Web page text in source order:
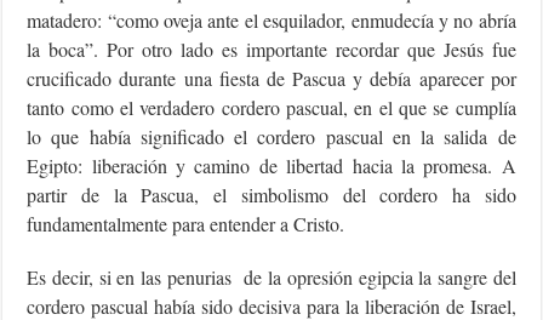
matadero: “como oveja ante el esquilador, enmudecía y no abría
la boca”. Por otro lado es importante recordar que Jesús fue
crucificado durante una fiesta de Pascua y debía aparecer por
tanto como el verdadero cordero pascual, en el que se cumplía
lo que había significado el cordero pascual en la salida de
Egipto: liberación y camino de libertad hacia la promesa. A
partir de la Pascua, el simbolismo del cordero ha sido
fundamentalmente para entender a Cristo.
Es decir, si en las penurias de la opresión egipcia la sangre del
cordero pascual había sido decisiva para la liberación de Israel,